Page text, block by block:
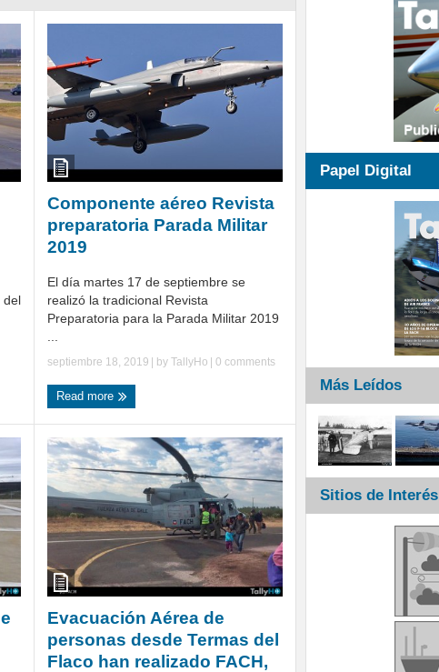
del
Componente aéreo Revista
preparatoria Parada Militar
2019
El día martes 17 de septiembre se
realizó la tradicional Revista
Preparatoria para la Parada Militar 2019
...
septiembre 18, 2019 | by TallyHo 0 comments
Read more
Evacuación Aérea de
personas desde Termas del
Flaco han realizado FACH,
Papel Digital
Más Leídos
Sitios de Interés